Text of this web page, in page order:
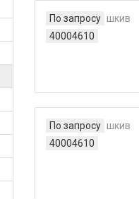
По запросу
40004610
По запросу
40004610